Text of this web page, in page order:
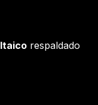
respaldado